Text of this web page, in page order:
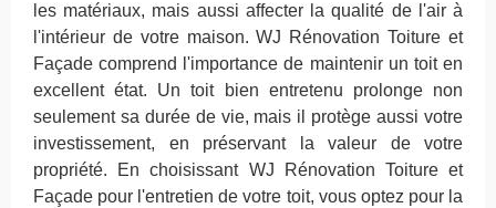
les matériaux, mais aussi affecter la qualité de l'air à
l'intérieur de votre maison. WJ Rénovation Toiture et
Façade comprend l'importance de maintenir un toit en
excellent état. Un toit bien entretenu prolonge non
seulement sa durée de vie, mais il protège aussi votre
investissement, en préservant la valeur de votre
propriété. En choisissant WJ Rénovation Toiture et
Façade pour l'entretien de votre toit, vous optez pour la